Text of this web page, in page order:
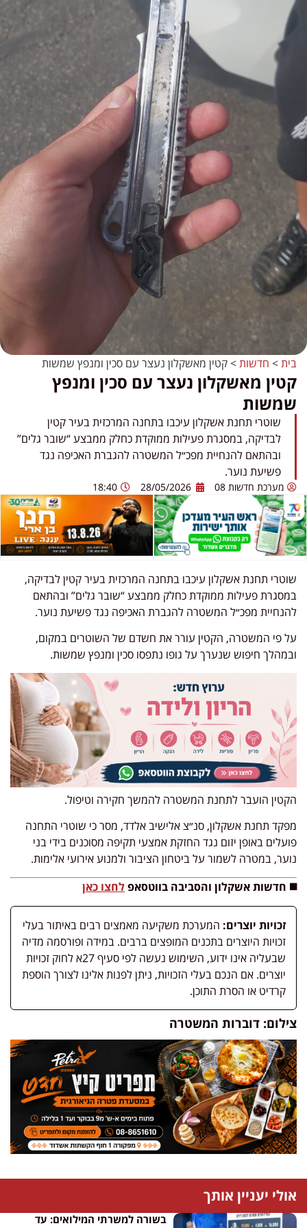
בית> חדשות>קטין מאשקלון נעצר עם סכין ומנפץ שמשות
קטין מאשקלון נעצר עם סכין ומנפץ
שמשות
שוטרי תחנת אשקלון עיכבו בתחנה המרכזית בעיר קטין
לבדיקה, במסגרת פעילות ממוקדת כחלק ממבצע “שובר גלים”
ובהתאם להנחיית מפכ״ל המשטרה להגברת האכיפה נגד
פשיעת נוער.
מערכת חדשות 08 28/05/2026
18:40
שוטרי תחנת אשקלון עיכבו בתחנה המרכזית בעיר קטין לבדיקה,
במסגרת פעילות ממוקדת כחלק ממבצע “שובר גלים” ובהתאם
להנחיית מפכ״ל המשטרה להגברת האכיפה נגד פשיעת נוער.
על פי המשטרה, הקטין עורר את חשדם של השוטרים במקום,
ובמהלך חיפוש שנערך על גופו נתפסו סכין ומנפץ שמשות.
הקטין הועבר לתחנת המשטרה להמשך חקירה וטיפול.
מפקד תחנת אשקלון, סנ״צ אלישיב אלדד, מסר כי שוטרי התחנה
פועלים באופן יזום נגד החזקת אמצעי תקיפה מסוכנים בידי בני
נוער, במטרה לשמור על ביטחון הציבור ולמנוע אירועי אלימות.
◼️ חדשות אשקלון והסביבה בווטסאפלחצו כאן
זכויות יוצרים: המערכת משקיעה מאמצים רבים באיתור בעלי
זכויות היוצרים בתכנים המופצים ברבים. במידה ופורסמה מדיה
שבעליה אינו ידוע, השימוש נעשה לפי סעיף 27א לחוק זכויות
יוצרים. אם הנכם בעלי הזכויות, ניתן לפנות אלינו לצורך הוספת
קרדיט או הסרת התוכן.
צילום: דוברות המשטרה
אולי יעניין אותך
בשורה למשרתי המילואים: עד